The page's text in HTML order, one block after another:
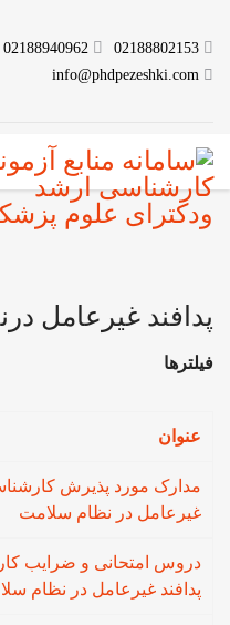
02188802153
02188940962
info@phdpezeshki.com
پدافند غیرعامل
فیلترها
عنوان
مدارک مورد پذیرش
غیرعامل در نظام سلامت
دروس امتحانی و ضرایب
پدافند غیرعامل در نظام